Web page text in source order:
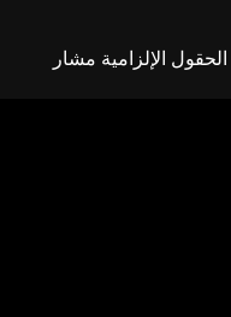
الحقول الإلزامية مشار